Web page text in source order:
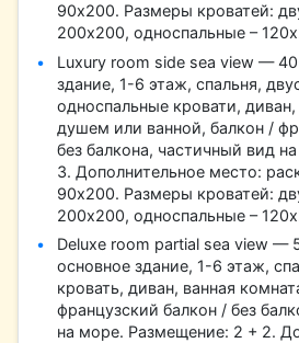
90х200. Размеры кроватей:
200х200, односпальные –
Luxury room side sea view —
здание, 1-6 этаж, спальня,
односпальные кровати,
душем или ванной, балкон /
без балкона, частичный вид
3. Дополнительное место:
90х200. Размеры кроватей:
200х200, односпальные –
Deluxe room partial sea view —
основное здание, 1-6 этаж,
кровать, диван, ванная
французский балкон / без
на море. Размещение: 2 + 2.